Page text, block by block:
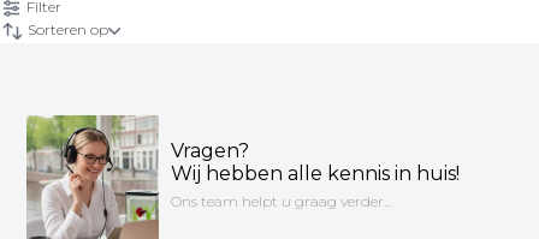
Filter
Sorteren op
Vragen?
Wij hebben alle kennis in huis!
Ons team helpt u graag verder...